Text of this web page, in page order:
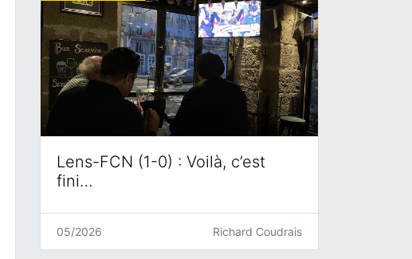
Lens-FCN (1-0) : Voilà, c’est
fini…
05/2026 Richard Coudrais